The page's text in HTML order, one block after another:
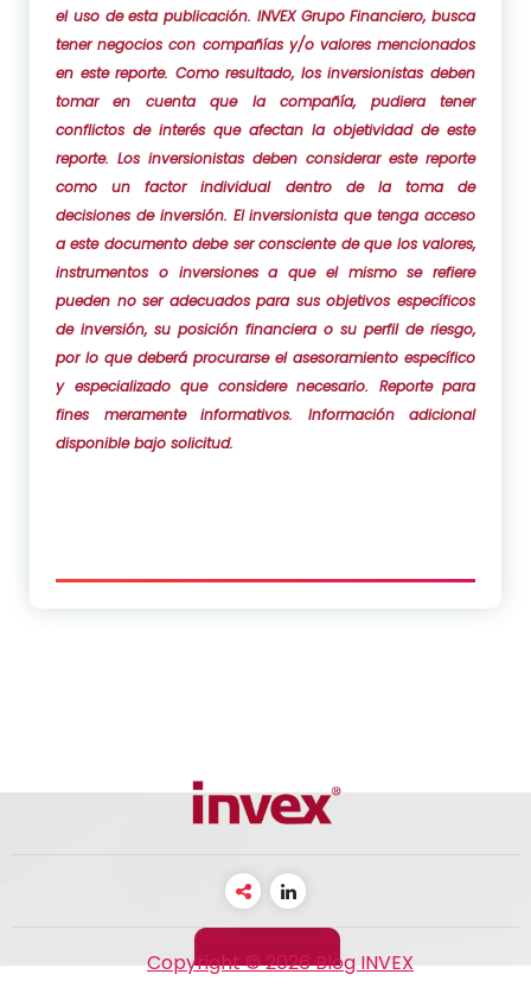
el uso de esta publicación. INVEX Grupo Financiero, busca
tener negocios con compañías y/o valores mencionados
en este reporte. Como resultado, los inversionistas deben
tomar en cuenta que la compañía, pudiera tener
conflictos de interés que afectan la objetividad de este
reporte. Los inversionistas deben considerar este reporte
como un factor individual dentro de la toma de
decisiones de inversión. El inversionista que tenga acceso
a este documento debe ser consciente de que los valores,
instrumentos o inversiones a que el mismo se refiere
pueden no ser adecuados para sus objetivos específicos
de inversión, su posición financiera o su perfil de riesgo,
por lo que deberá procurarse el asesoramiento específico
y especializado que considere necesario. Reporte para
fines meramente informativos. Información adicional
disponible bajo solicitud.
Copyright © 2026 Blog INVEX